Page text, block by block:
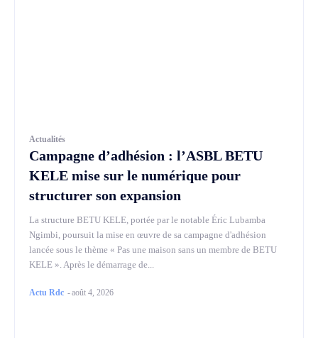
Actualités
Campagne d’adhésion : l’ASBL BETU
KELE mise sur le numérique pour
structurer son expansion
La structure BETU KELE, portée par le notable Éric Lubamba
Ngimbi, poursuit la mise en œuvre de sa campagne d'adhésion
lancée sous le thème « Pas une maison sans un membre de BETU
KELE ». Après le démarrage de...
Actu Rdc -août 4, 2026